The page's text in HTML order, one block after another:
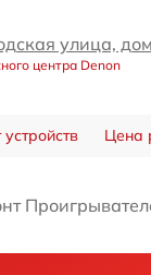
улица,
центра Denon
Цена